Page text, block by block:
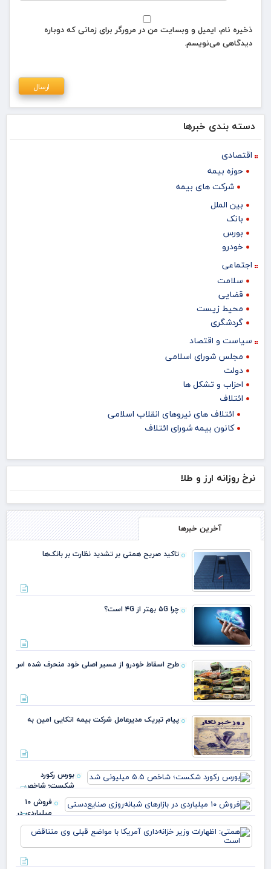
ذخیره نام، ایمیل و وبسایت من در مرورگر برای زمانی که دوباره
دیدگاهی می‌نویسم.
دسته بندی خبرها
اقتصادی
حوزه بیمه
شرکت های بیمه
بین الملل
بانک
بورس
خودرو
اجتماعی
سلامت
قضایی
محیط زیست
گردشگری
سیاست و اقتصاد
مجلس شورای اسلامی
دولت
احزاب و تشکل ها
ائتلاف
ائتلاف های نیروهای انقلاب اسلامی
کانون بیمه شورای ائتلاف
نرخ روزانه ارز و طلا
آخرین خبرها
تاکید صریح همتی بر تشدید نظارت بر بانک‌ها
چرا ۵G بهتر از ۴G است؟
طرح اسقاط خودرو از مسیر اصلی خود منحرف شده اس
پیام تبریک مدیرعامل شرکت بیمه اتکایی امین به
بورس رکورد
شکست؛ شاخص
۵.۵ میلیونی شد
فروش ۱۰
میلیاردی در
بازارهای
شبانه‌روزی
صنایع